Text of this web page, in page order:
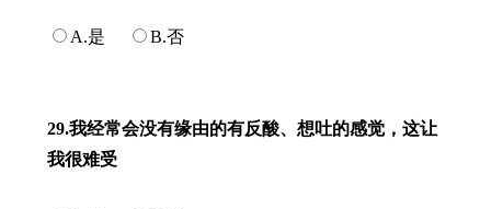
A.是 B.否
29.我经常会没有缘由的有反酸、想吐的感觉，这让
我很难受